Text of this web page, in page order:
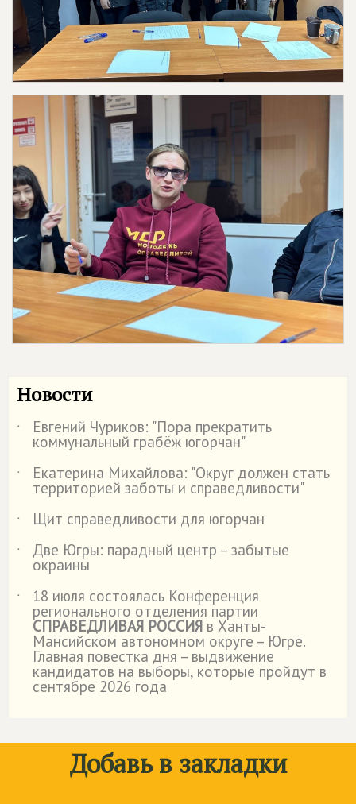
Новости
˙ Евгений Чуриков: "Пора прекратить
коммунальный грабёж югорчан"
˙
Екатерина Михайлова: "Округ должен стать
территорией заботы и справедливости"
˙
Щит справедливости для югорчан
˙
Две Югры: парадный центр – забытые
окраины
˙
18 июля состоялась Конференция
регионального отделения партии
СПРАВЕДЛИВАЯ РОССИЯ в Ханты-
Мансийском автономном округе – Югре.
Главная повестка дня – выдвижение
кандидатов на выборы, которые пройдут в
сентябре 2026 года
Добавь в закладки